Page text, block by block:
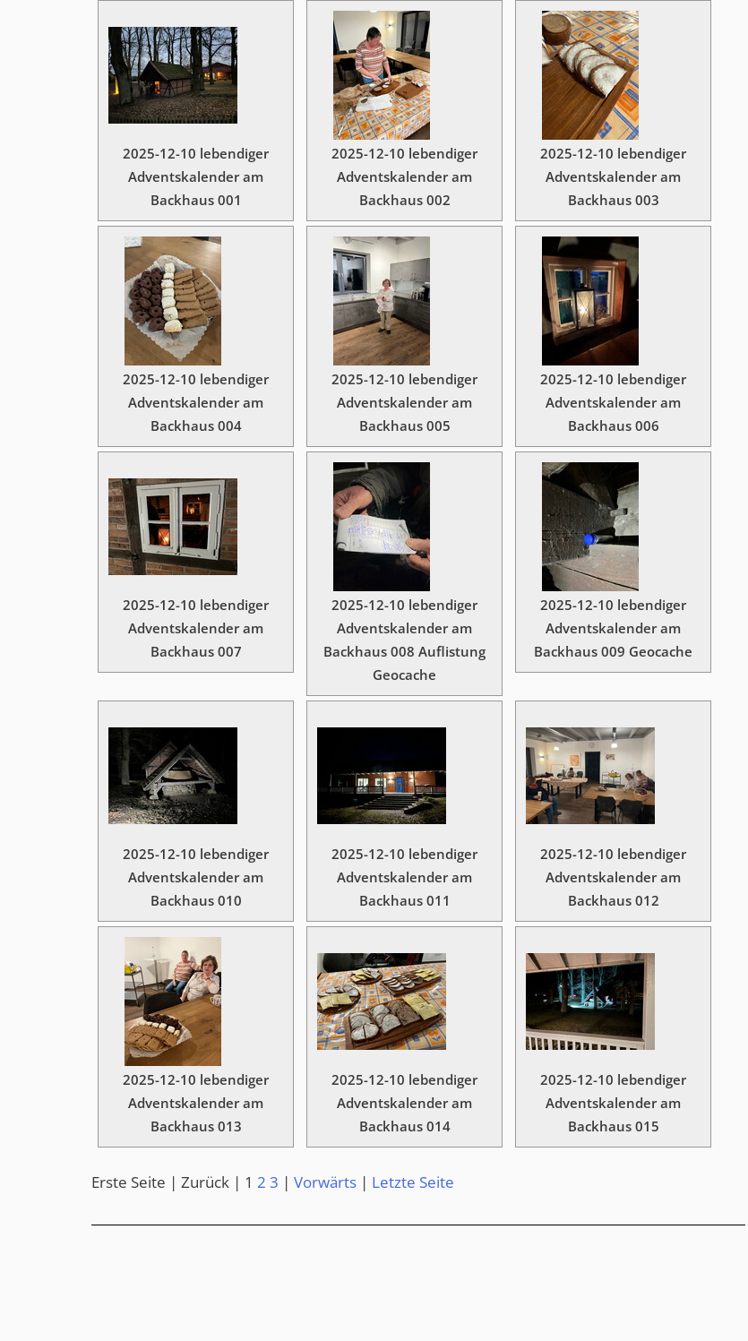
2025-12-10 lebendiger
Adventskalender am
Backhaus 001
2025-12-10 lebendiger
Adventskalender am
Backhaus 002
2025-12-10 lebendiger
Adventskalender am
Backhaus 003
2025-12-10 lebendiger
Adventskalender am
Backhaus 004
2025-12-10 lebendiger
Adventskalender am
Backhaus 005
2025-12-10 lebendiger
Adventskalender am
Backhaus 006
2025-12-10 lebendiger
Adventskalender am
Backhaus 007
2025-12-10 lebendiger
Adventskalender am
Backhaus 008 Auflistung
Geocache
2025-12-10 lebendiger
Adventskalender am
Backhaus 009 Geocache
2025-12-10 lebendiger
Adventskalender am
Backhaus 010
2025-12-10 lebendiger
Adventskalender am
Backhaus 011
2025-12-10 lebendiger
Adventskalender am
Backhaus 012
2025-12-10 lebendiger
Adventskalender am
Backhaus 013
2025-12-10 lebendiger
Adventskalender am
Backhaus 014
2025-12-10 lebendiger
Adventskalender am
Backhaus 015
Erste Seite | Zurück | 1 2 3 | Vorwärts | Letzte Seite